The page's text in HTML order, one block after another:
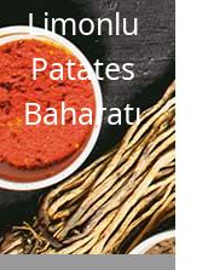
Limonlu
Patates
Baharatı